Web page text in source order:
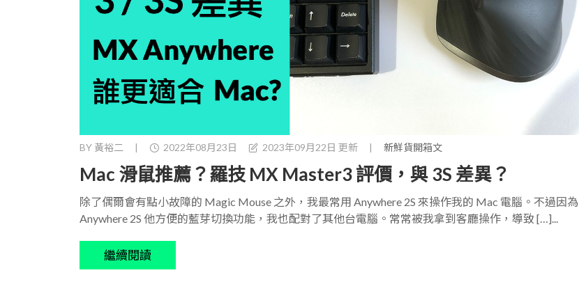
BY 黃裕二 | 2022年08月23日 2023年09月22日 更新 | 新鮮貨開箱文
Mac 滑鼠推薦？羅技 MX Master3 評價，與 3S 差異？
除了偶爾會有點小故障的 Magic Mouse 之外，我最常用 Anywhere 2S 來操作我的 Mac 電腦。不過因為
Anywhere 2S 他方便的藍芽切換功能，我也配對了其他台電腦。常常被我拿到客廳操作，導致 […]...
繼續閱讀